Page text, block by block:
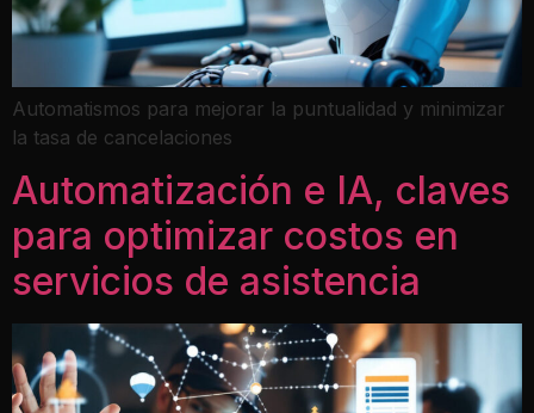
Automatismos para mejorar la puntualidad y minimizar
la tasa de cancelaciones
Automatización e IA, claves
para optimizar costos en
servicios de asistencia